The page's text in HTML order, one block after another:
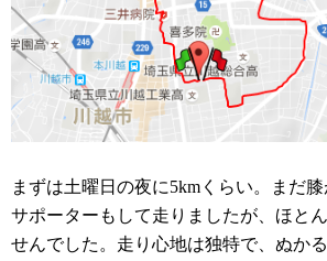
まずは土曜日の夜に5kmくらい。まだ
サポーターもして走りましたが、ほと
せんでした。走り心地は独特で、ぬか